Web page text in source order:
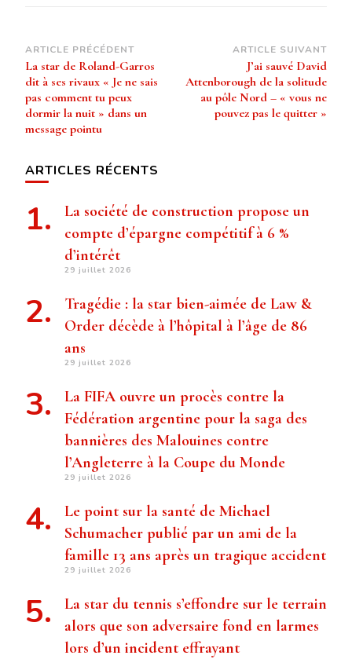
Navigation
d’article
ARTICLE PRÉCÉDENT
La star de Roland-Garros
dit à ses rivaux « Je ne sais
pas comment tu peux
dormir la nuit » dans un
message pointu
ARTICLE SUIVANT
J’ai sauvé David
Attenborough de la solitude
au pôle Nord – « vous ne
pouvez pas le quitter »
ARTICLES RÉCENTS
La société de construction propose un
compte d’épargne compétitif à 6 %
d’intérêt
29 juillet 2026
Tragédie : la star bien-aimée de Law &
Order décède à l’hôpital à l’âge de 86
ans
29 juillet 2026
La FIFA ouvre un procès contre la
Fédération argentine pour la saga des
bannières des Malouines contre
l’Angleterre à la Coupe du Monde
29 juillet 2026
Le point sur la santé de Michael
Schumacher publié par un ami de la
famille 13 ans après un tragique accident
29 juillet 2026
La star du tennis s’effondre sur le terrain
alors que son adversaire fond en larmes
lors d’un incident effrayant